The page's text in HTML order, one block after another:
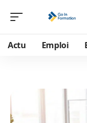
Actu Emploi